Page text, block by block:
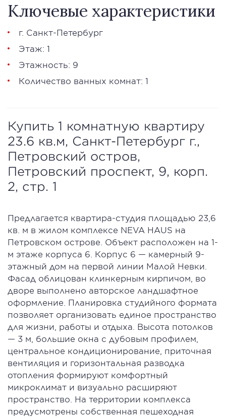
Ключевые характеристики
г. Санкт-Петербург
Этаж: 1
Этажность: 9
Количество ванных комнат: 1
Купить 1 комнатную квартиру
23.6 кв.м, Санкт-Петербург г.,
Петровский остров,
Петровский проспект, 9, корп.
2, стр. 1
Предлагается квартира-студия площадью 23,6
кв. м в жилом комплексе NEVA HAUS на
Петровском острове. Объект расположен на 1-
м этаже корпуса 6. Корпус 6 — камерный 9-
этажный дом на первой линии Малой Невки.
Фасад облицован клинкерным кирпичом, во
дворе выполнено авторское ландшафтное
оформление. Планировка студийного формата
позволяет организовать единое пространство
для жизни, работы и отдыха. Высота потолков
— 3 м, большие окна с дубовым профилем,
центральное кондиционирование, приточная
вентиляция и горизонтальная разводка
отопления формируют комфортный
микроклимат и визуально расширяют
пространство. На территории комплекса
предусмотрены собственная пешеходная